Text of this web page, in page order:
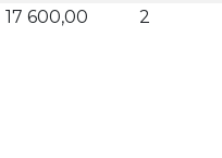
17 600,00 2